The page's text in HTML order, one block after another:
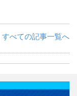
すべての記事一覧へ